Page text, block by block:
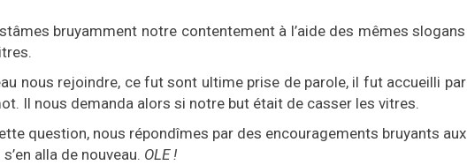
bruyamment notre contentement à l’aide des mêmes slogans
nous rejoindre, ce fut sont ultime prise de parole, il fut accueilli par
Il nous demanda alors si notre but était de casser les vitres.
question, nous répondîmes par des encouragements bruyants aux
alla de nouveau. OLE !